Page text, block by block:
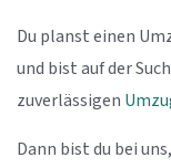
Du planst einen
und bist auf der
zuverlässigen
Dann bist du bei